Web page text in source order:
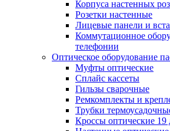
Корпуса настенных
Розетки настенные
Лицевые панели и
Коммутационное
телефонии
Оптическое оборудование
Муфты оптические
Сплайс кассеты
Гильзы сварочные
Ремкомплекты и
Трубки
Кроссы оптические